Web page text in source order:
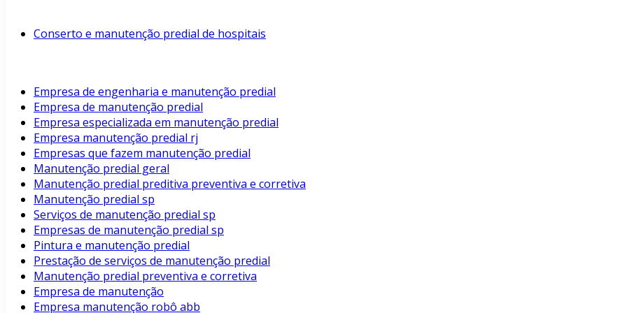
Conserto e manutenção predial de hospitais
Empresa de engenharia e manutenção predial
Empresa de manutenção predial
Empresa especializada em manutenção predial
Empresa manutenção predial rj
Empresas que fazem manutenção predial
Manutenção predial geral
Manutenção predial preditiva preventiva e corretiva
Manutenção predial sp
Serviços de manutenção predial sp
Empresas de manutenção predial sp
Pintura e manutenção predial
Prestação de serviços de manutenção predial
Manutenção predial preventiva e corretiva
Empresa de manutenção
Empresa manutenção robô abb